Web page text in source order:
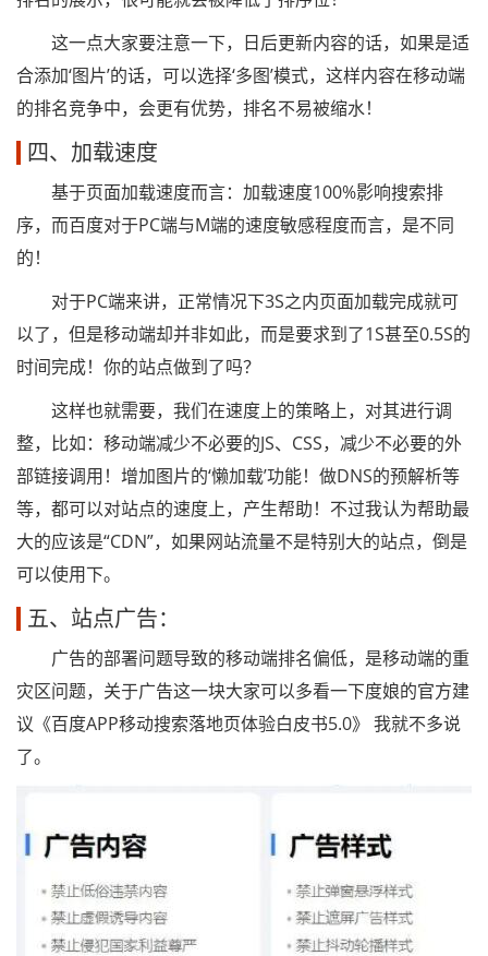
这一点大家要注意一下，日后更新内容的话，如果是适
合添加‘图片’的话，可以选择‘多图’模式，这样内容在移动端
的排名竞争中，会更有优势，排名不易被缩水！
四、加载速度
基于页面加载速度而言：加载速度100%影响搜索排
序，而百度对于PC端与M端的速度敏感程度而言，是不同
的！
对于PC端来讲，正常情况下3S之内页面加载完成就可
以了，但是移动端却并非如此，而是要求到了1S甚至0.5S的
时间完成！你的站点做到了吗？
这样也就需要，我们在速度上的策略上，对其进行调
整，比如：移动端减少不必要的JS、CSS，减少不必要的外
部链接调用！增加图片的‘懒加载’功能！做DNS的预解析等
等，都可以对站点的速度上，产生帮助！不过我认为帮助最
大的应该是“CDN”，如果网站流量不是特别大的站点，倒是
可以使用下。
五、站点广告：
广告的部署问题导致的移动端排名偏低，是移动端的重
灾区问题，关于广告这一块大家可以多看一下度娘的官方建
议《百度APP移动搜索落地页体验白皮书5.0》 我就不多说
了。